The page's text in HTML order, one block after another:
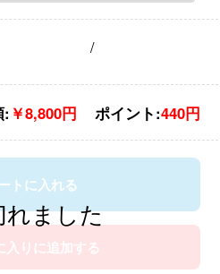
/
: ￥8,800円 ポイント:440円
トに入れる
入りに追加する